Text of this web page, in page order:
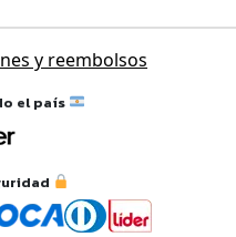
y reembolsos
el país
vacío.
y aparecerá acá